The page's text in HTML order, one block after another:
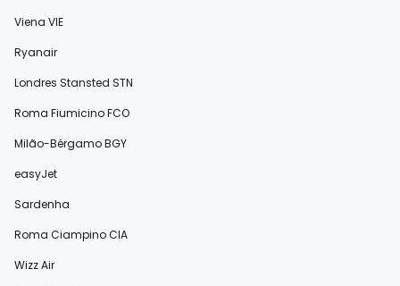
Viena VIE
Ryanair
Londres Stansted STN
Roma Fiumicino FCO
Milão-Bérgamo BGY
easyJet
Sardenha
Roma Ciampino CIA
Wizz Air